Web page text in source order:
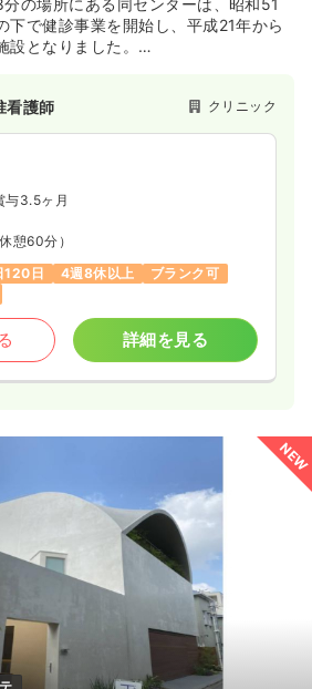
当業務未経験可 月給40万円以上可
詳細を見る
の場所にある同センターは、昭和51
下で健診事業を開始し、平成21年から
となりました。
域から最も信頼される健診センターで
看護師 クリニック
与3.5ヶ月
休憩60分）
120日 4週8休以上
ブランク可
詳細を見る
NEW